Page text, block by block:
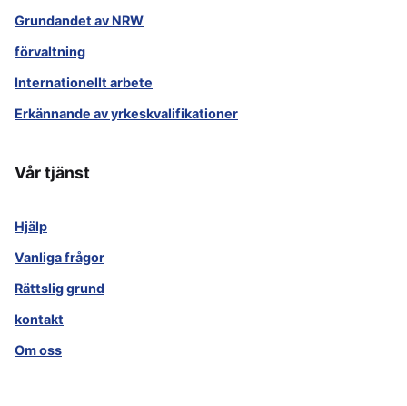
Grundandet av NRW
förvaltning
Internationellt arbete
Erkännande av yrkeskvalifikationer
Vår tjänst
Hjälp
Vanliga frågor
Rättslig grund
kontakt
Om oss